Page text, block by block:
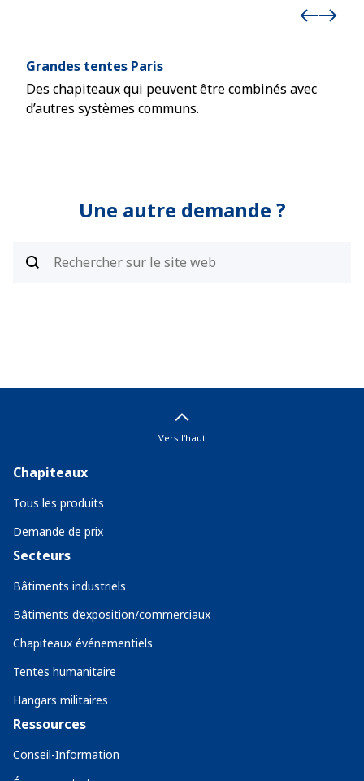
Grandes tentes Paris
Des chapiteaux qui peuvent être combinés avec
d’autres systèmes communs.
Une autre demande ?
Vers l'haut
Chapiteaux
Tous les produits
Demande de prix
Secteurs
Bâtiments industriels
Bâtiments d’exposition/commerciaux
Chapiteaux événementiels
Tentes humanitaire
Hangars militaires
Ressources
Conseil-Information